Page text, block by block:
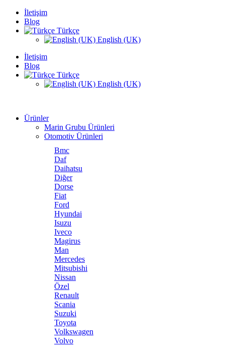
İletişim
Blog
Türkçe
English (UK)
İletişim
Blog
Türkçe
English (UK)
Ürünler
Marin Grubu Ürünleri
Otomotiv Ürünleri
Bmc
Daf
Daihatsu
Diğer
Dorse
Fiat
Ford
Hyundai
Isuzu
Iveco
Magirus
Man
Mercedes
Mitsubishi
Nissan
Özel
Renault
Scania
Suzuki
Toyota
Volkswagen
Volvo